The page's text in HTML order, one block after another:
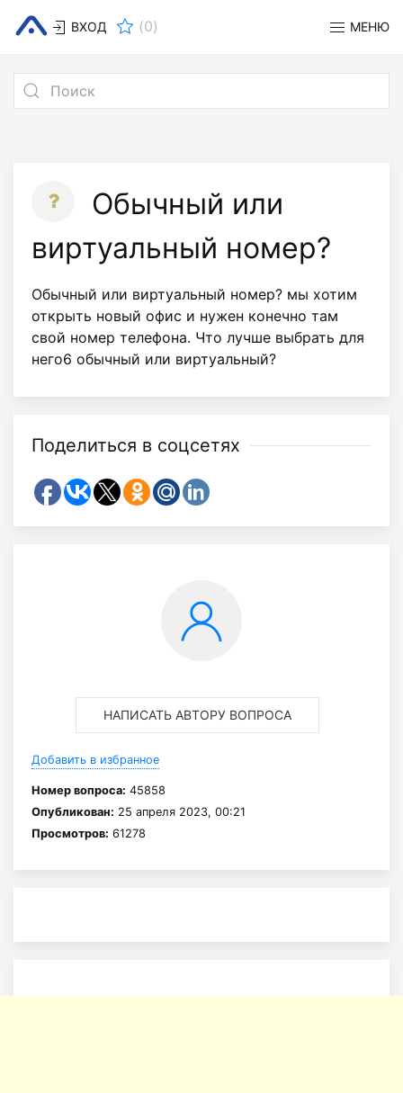
ВХОД (0) МЕНЮ
Обычный или
виртуальный номер?
Обычный или виртуальный номер? мы хотим
открыть новый офис и нужен конечно там
свой номер телефона. Что лучше выбрать для
него6 обычный или виртуальный?
Поделиться в соцсетях
НАПИСАТЬ АВТОРУ ВОПРОСА
Добавить в избранное
Номер вопроса: 45858
Опубликован: 25 апреля 2023, 00:21
Просмотров: 61278